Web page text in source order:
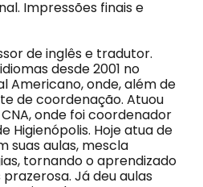
Impressões finais e
de inglês e tradutor.
desde 2001 no
Americano, onde, além de
de coordenação. Atuou
onde foi coordenador
Higienópolis. Hoje atua de
suas aulas, mescla
tornando o aprendizado
Já deu aulas